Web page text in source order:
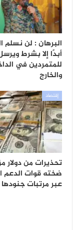
البرهان : لن نسلم
أبدًا إلا بشرط
للمتمردين في
والخارج
إقتصاد
تحذيرات من دولار
ضخته قوات الدعم
عبر مرتبات جنودها